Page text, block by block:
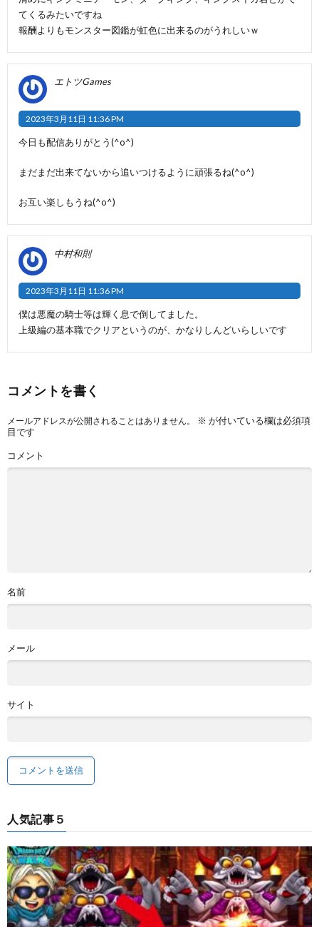
てくるみたいですね
報酬よりもモンスター図鑑が虹色に出来るのがうれしいｗ
エトツGames
2023年3月11日 11:36 PM
今日も配信ありがとう(^o^)
まだまだ出来てないから追いつけるように頑張るね(^o^)
お互い楽しもうね(^o^)
中村和則
2023年3月11日 11:36 PM
僕は悪魔の騎士等は輝く息で倒してました。
上級編の基本職でクリアというのが、かなりしんどいらしいです
コメントを書く
メールアドレスが公開されることはありません。 ※ が付いている欄は必須項
目です
コメント
名前
メール
サイト
人気記事５